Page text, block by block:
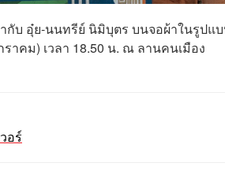
กับ อุ๋ย-นนทรีย์ นิมิบุตร บนจอผ้าในรูปแ
าคม) เวลา 18.50 น. ณ ลานคนเมือง
อร์